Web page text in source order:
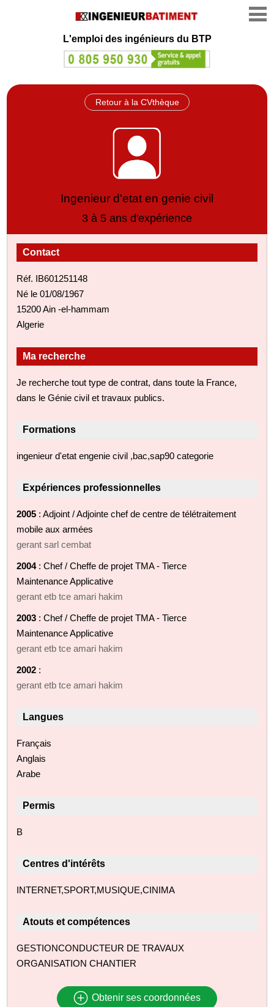
L'emploi des ingénieurs du BTP
Retour à la CVthèque
Ingenieur d'etat en genie civil
3 à 5 ans d'expérience
Contact
Réf. IB601251148
Né le 01/08/1967
15200 Ain -el-hammam
Algerie
Ma recherche
Je recherche tout type de contrat, dans toute la France,
dans le Génie civil et travaux publics.
Formations
ingenieur d'etat engenie civil ,bac,sap90 categorie
Expériences professionnelles
2005 : Adjoint / Adjointe chef de centre de télétraitement
mobile aux armées
gerant sarl cembat
2004: Chef / Cheffe de projet TMA - Tierce
Maintenance Applicative
gerant etb tce amari hakim
2003 : Chef / Cheffe de projet TMA - Tierce
Maintenance Applicative
gerant etb tce amari hakim
2002 :
gerant etb tce amari hakim
Langues
Français
Anglais
Arabe
Permis
B
Centres d'intérêts
INTERNET,SPORT,MUSIQUE,CINIMA
Atouts et compétences
GESTIONCONDUCTEUR DE TRAVAUX
ORGANISATION CHANTIER
Obtenir ses coordonnées